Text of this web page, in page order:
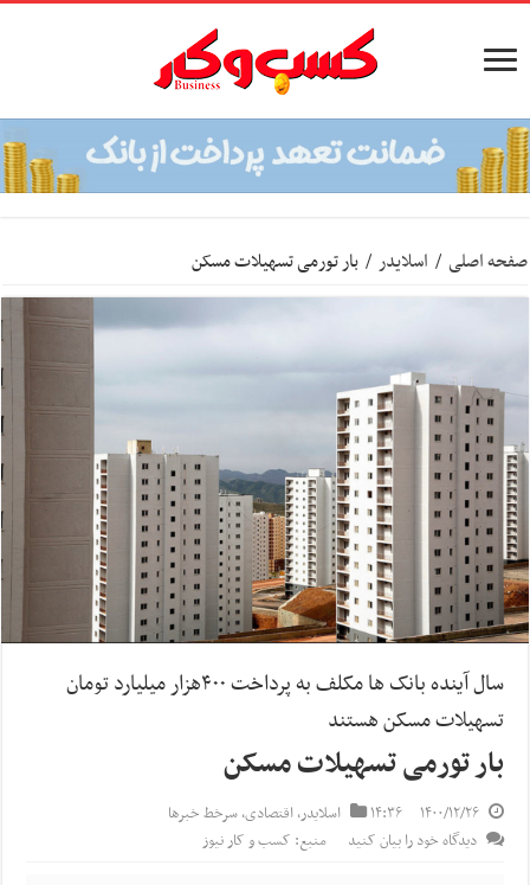
صفحه اصلی / اسلایدر / بار تورمی تسهیلات مسکن
سال آینده بانک ها مکلف به پرداخت ۴۰۰هزار میلیارد تومان
تسهیلات مسکن هستند
بار تورمی تسهیلات مسکن
۱۴۰۰/۱۲/۲۶ ۱۴:۳۶ اسلایدر,اقتصادی,سرخط خبرها
دیدگاه خود را بیان کنید
منبع: کسب و کار نیوز